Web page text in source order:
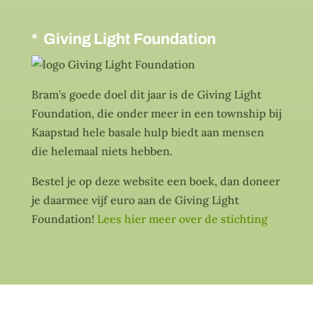
* Giving Light Foundation
Bram’s goede doel dit jaar is de Giving Light
Foundation, die onder meer in een township bij
Kaapstad hele basale hulp biedt aan mensen
die helemaal niets hebben.
Bestel je op deze website een boek, dan doneer
je daarmee vijf euro aan de Giving Light
Foundation! Lees hier meer over de stichting